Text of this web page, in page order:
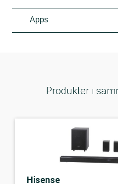
Apps
Produkter i
Hisense